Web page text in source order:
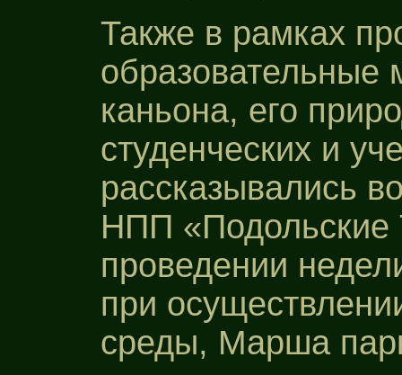
Также в рамках
образовательные
каньона, его
студенческих и
рассказывались
НПП «Подольские
проведении
при
среды, Марша